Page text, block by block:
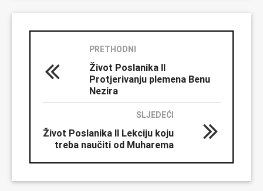
PRETHODNI
Život Poslanika II
Protjerivanju plemena Benu
Nezira
SLJEDEĆI
Život Poslanika II Lekciju koju
treba naučiti od Muharema